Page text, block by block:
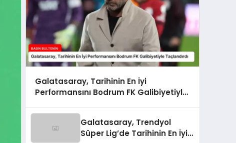
Galatasaray, Tarihinin En İyi
Performansını Bodrum FK Galibiyetiyle
Galatasaray, Trendyol
Süper Lig’de Tarihinin En İyi